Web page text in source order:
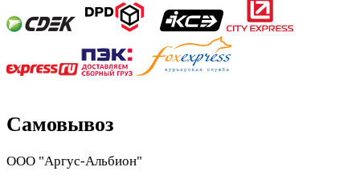
Самовывоз
ООО "Аргус-Альбион"